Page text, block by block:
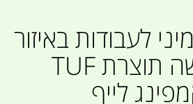
לעבודות באיזור
שהגישה קשה תוצרת TUF